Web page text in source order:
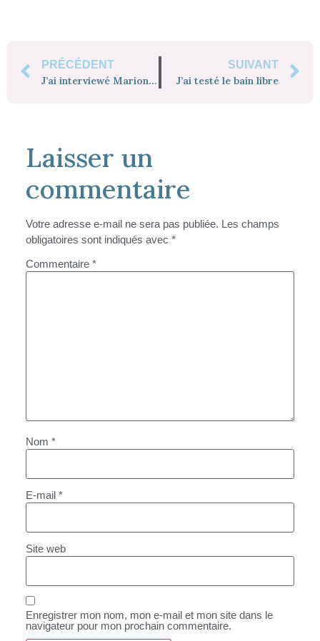
PRÉCÉDENT
J’ai interviewé Marion Leuger
SUIVANT
J’ai testé le bain libre
Laisser un
commentaire
Votre adresse e-mail ne sera pas publiée. Les champs
obligatoires sont indiqués avec *
Commentaire *
Nom *
E-mail *
Site web
Enregistrer mon nom, mon e-mail et mon site dans le
navigateur pour mon prochain commentaire.